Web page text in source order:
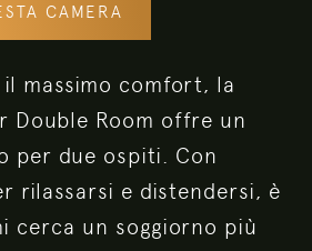
CAMERA
massimo comfort, la
Double Room offre un
per due ospiti. Con
rilassarsi e distendersi, è
cerca un soggiorno più